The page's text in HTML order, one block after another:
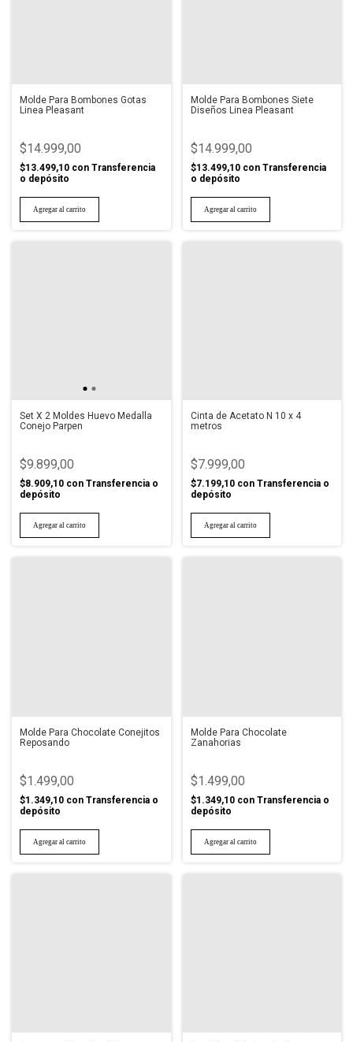
Molde Para Bombones Gotas
Linea Pleasant
$14.999,00
$13.499,10 con Transferencia
o depósito
Molde Para Bombones Siete
Diseños Linea Pleasant
$14.999,00
$13.499,10 con Transferencia
o depósito
Set X 2 Moldes Huevo Medalla
Conejo Parpen
$9.899,00
$8.909,10 con Transferencia o
depósito
Cinta de Acetato N 10 x 4
metros
$7.999,00
$7.199,10 con Transferencia o
depósito
Molde Para Chocolate Conejitos
Reposando
$1.499,00
$1.349,10 con Transferencia o
depósito
Molde Para Chocolate
Zanahorias
$1.499,00
$1.349,10 con Transferencia o
depósito